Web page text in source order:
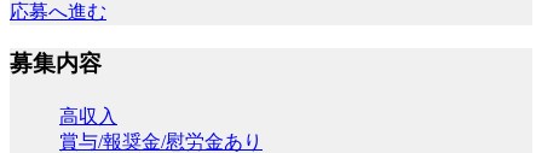
応募へ進む
募集内容
高収入
賞与/報奨金/慰労金あり